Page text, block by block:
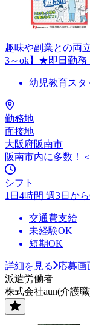
趣味や副業との両
3～ok】★即日勤務
幼児教育スタ
勤務地
面接地
大阪府阪南市
阪南市内に多数！
シフト
1日4時間 週3日か
交通費支給
未経験OK
短期OK
詳細を見る
応募画
派遣労働者
株式会社aun(介護